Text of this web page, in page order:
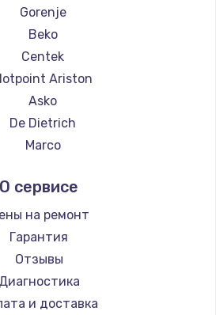
кофемашин Grundig
ROCKET MOZZAFIATO
кофемашин Vivitek
кофемашин Thomson
кофемашин Hisense
кофемашин DELTA
кофемашин Tefal
RED solution
Bravilor Bonamat
кофемашин Vard
кофемашин Tuvio
кофемашин Carrera
кофемашин Supra
Gorenje
Beko
Centek
Ariston
Asko
De Dietrich
Marco
Jura
Olympia
Saeco
La Cimbali
WMF
Yamaguchi
О сервисе
на ремонт
Гарантия
Отзывы
Диагностика
и доставка